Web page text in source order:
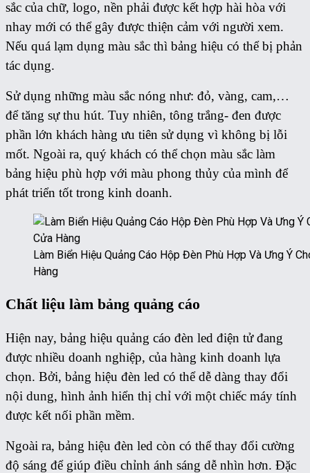
sắc của chữ, logo, nền phải được kết hợp hài hòa với
nhay mới có thể gây được thiện cảm với người xem.
Nếu quá lạm dụng màu sắc thì bảng hiệu có thể bị phản
tác dụng.
Sử dụng những màu sắc nóng như: đỏ, vàng, cam,…
để tăng sự thu hút. Tuy nhiên, tông trắng- đen được
phần lớn khách hàng ưu tiên sử dụng vì không bị lỗi
mốt. Ngoài ra, quý khách có thể chọn màu sắc làm
bảng hiệu phù hợp với màu phong thủy của mình để
phát triển tốt trong kinh doanh.
Làm Biển Hiệu Quảng Cáo Hộp Đèn Phù Hợp Và Ưng Ý
Hàng
Chất liệu làm bảng quảng cáo
Hiện nay, bảng hiệu quảng cáo đèn led điện tử đang
được nhiều doanh nghiệp, của hàng kinh doanh lựa
chọn. Bởi, bảng hiệu đèn led có thể dễ dàng thay đổi
nội dung, hình ảnh hiển thị chỉ với một chiếc máy tính
được kết nối phần mềm.
Ngoài ra, bảng hiệu đèn led còn có thể thay đổi cường
độ sáng để giúp điều chỉnh ánh sáng dễ nhìn hơn. Đặc